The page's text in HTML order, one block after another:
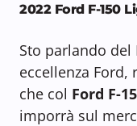
2022 Ford F-150
Sto parlando del
eccellenza
che col Ford F-
imporrà sul